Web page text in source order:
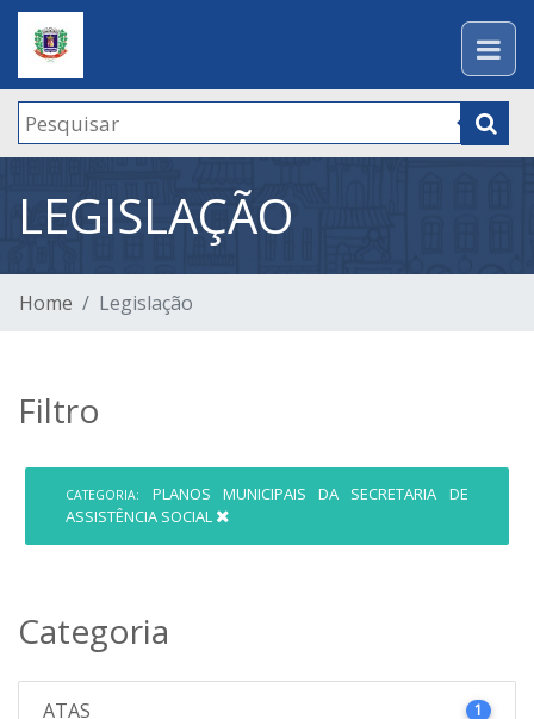
LEGISLAÇÃO
Home Legislação
Filtro
CATEGORIA:
PLANOS MUNICIPAIS DA SECRETARIA DE
ASSISTÊNCIA SOCIAL
Categoria
ATAS 1